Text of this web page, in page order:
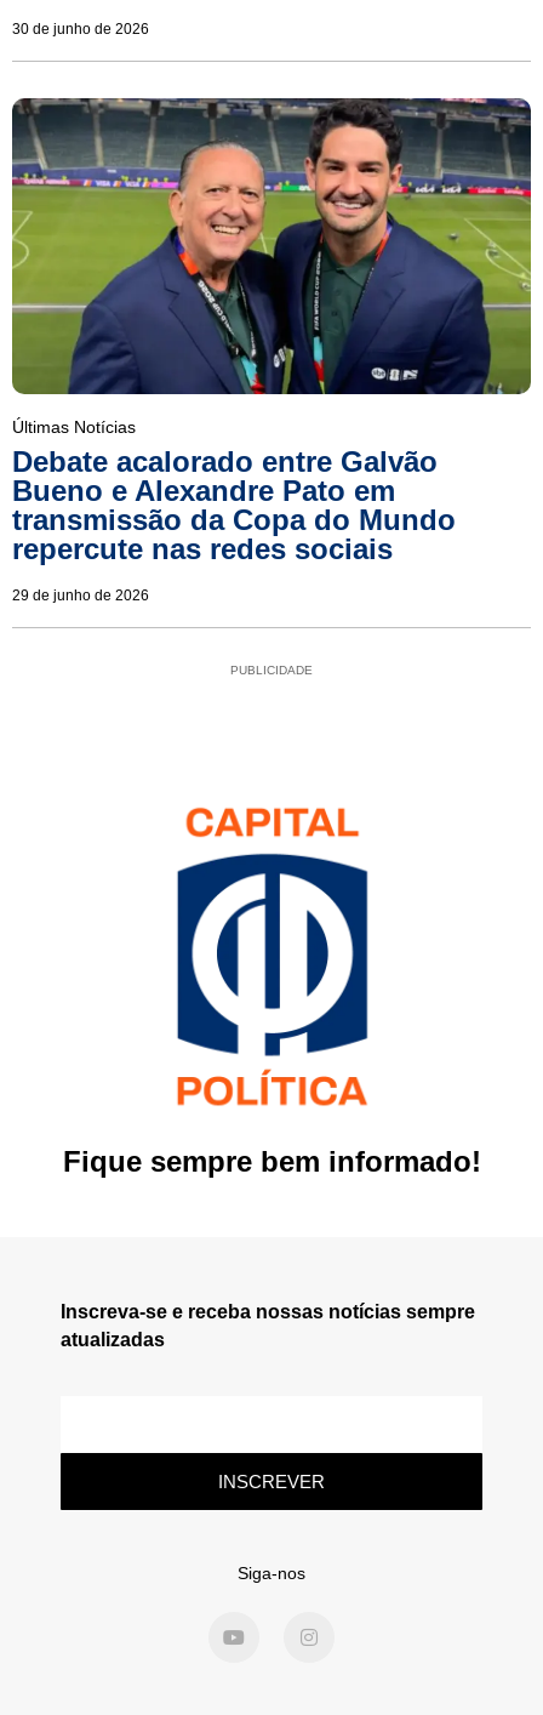
30 de junho de 2026
Últimas Notícias
Debate acalorado entre Galvão
Bueno e Alexandre Pato em
transmissão da Copa do Mundo
repercute nas redes sociais
29 de junho de 2026
PUBLICIDADE
Fique sempre bem informado!
Inscreva-se e receba nossas notícias sempre
atualizadas
INSCREVER
Siga-nos